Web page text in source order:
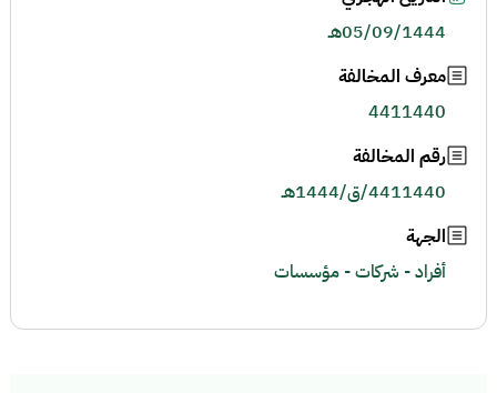
05/09/1444هـ
معرف المخالفة
4411440
رقم المخالفة
4411440/ق/1444هـ
الجهة
أفراد - شركات - مؤسسات